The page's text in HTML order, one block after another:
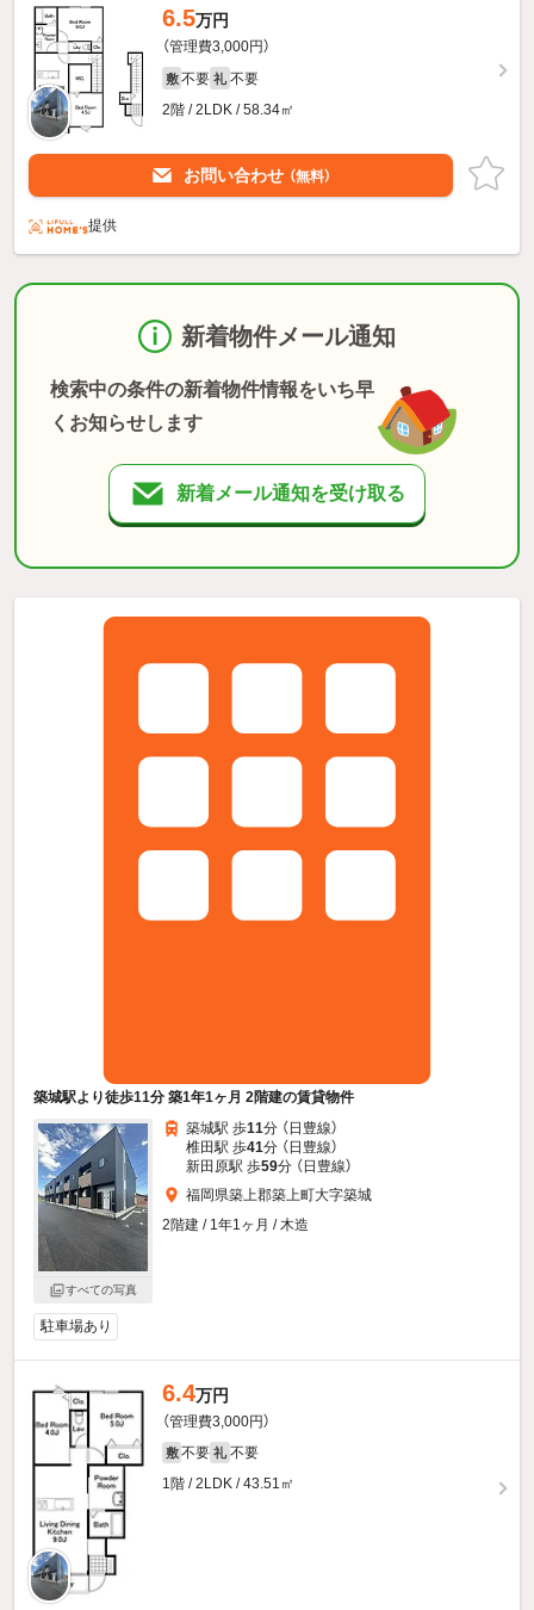
6.5万円
（管理費3,000円）
敷 不要 礼 不要
2階 / 2LDK / 58.34㎡
お問い合わせ （無料）
提供
新着物件メール通知
検索中の条件の新着物件情報をいち早
くお知らせします
新着メール通知を受け取る
築城駅より徒歩11分 築1年1ヶ月 2階建の賃貸物件
すべての写真
築城駅 歩11分 （日豊線）
椎田駅 歩41分 （日豊線）
新田原駅 歩59分 （日豊線）
福岡県築上郡築上町大字築城
2階建 / 1年1ヶ月 / 木造
駐車場あり
6.4万円
（管理費3,000円）
敷 不要 礼 不要
1階 / 2LDK / 43.51㎡